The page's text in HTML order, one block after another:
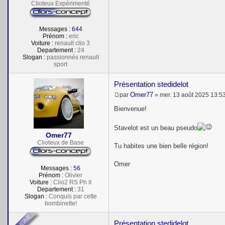
Clioteux Expérimenté
Messages : 644
Prénom :eric
Voiture : renault clio 3
Departement :24
Slogan :passionnés renault
sport
Omer77
Clioteux de Base
Messages : 56
Prénom : Olivier
Voiture : Clio2 RS Ph II
Departement :31
Slogan :Conquis par cette
bombinette!
Présentation stedidelot
M
e
a
par Omer77 » mer. 13 août 2025
Bienvenue!
Stavelot est un beau pseudo
Tu habites une bien belle région!
Omer